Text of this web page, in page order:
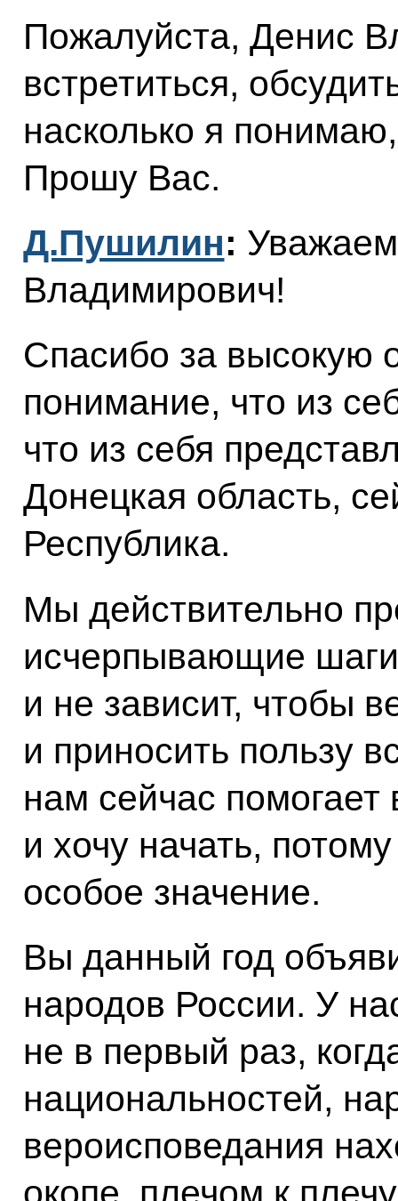
Пожалуйста, Денис
встретиться,
насколько я
Прошу Вас.
Д.Пушилин:
Владимирович!
Спасибо за высокую
понимание, что из
что из себя
Донецкая область,
Республика.
Мы действительно
исчерпывающие
и не зависит, чтобы
и приносить пользу
нам сейчас помогает
и хочу начать,
особое значение.
Вы данный год
народов России. У
не в первый раз,
национальностей,
вероисповедания